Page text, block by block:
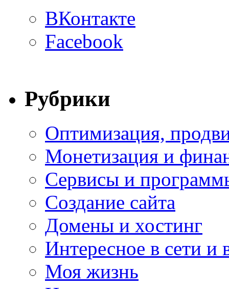
ВКонтакте
Facebook
Рубрики
Оптимизация,
Монетизация и
Сервисы и
Создание сайта
Домены и хостинг
Интересное в сети и
Моя жизнь